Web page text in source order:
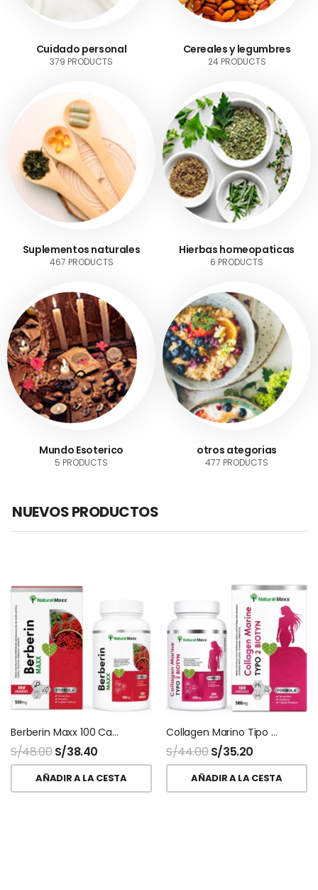
Cuidado personal
379 PRODUCTS
Cereales y legumbres
24 PRODUCTS
Suplementos naturales
467 PRODUCTS
Hierbas homeopaticas
6 PRODUCTS
Mundo Esoterico
5 PRODUCTS
otros ategorias
477 PRODUCTS
NUEVOS PRODUCTOS
Berberin Maxx 100 Capsulas Naturalmaxx
S/48.00 S/38.40
AÑADIR A LA CESTA
Collagen Marino Tipo 2 + Biotina 100 Capsulas Naturalmaxx
S/44.00 S/35.20
AÑADIR A LA CESTA